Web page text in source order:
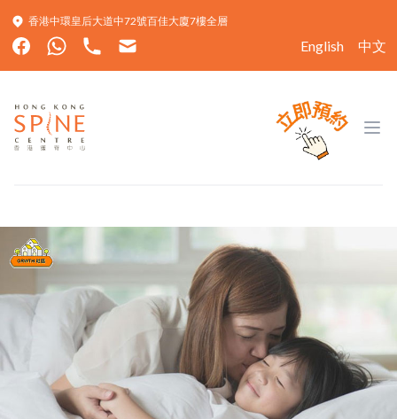
香港中環皇后大道中72號百佳大廈7樓全層
English 中文
Hong Kong Spine Centre